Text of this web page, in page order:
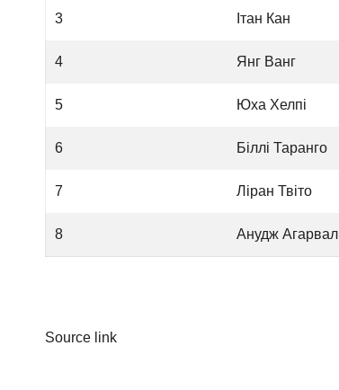
3 Ітан Кан
4 Янг Ванг
5 Юха Хелпі
6 Біллі Таранго
7 Ліран Твіто
8 Анудж Агарвал
Source link